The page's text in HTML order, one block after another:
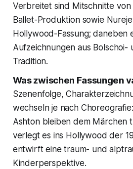
Verbreitet sind Mitschnitte von
Ballet-Produktion sowie
Hollywood-Fassung; daneben
Aufzeichnungen aus Bolschoi-
Tradition.
Was zwischen Fassungen
Szenenfolge,
wechseln je nach
Ashton bleiben dem Märchen
verlegt es ins Hollywood der
entwirft eine traum- und
Kinderperspektive.